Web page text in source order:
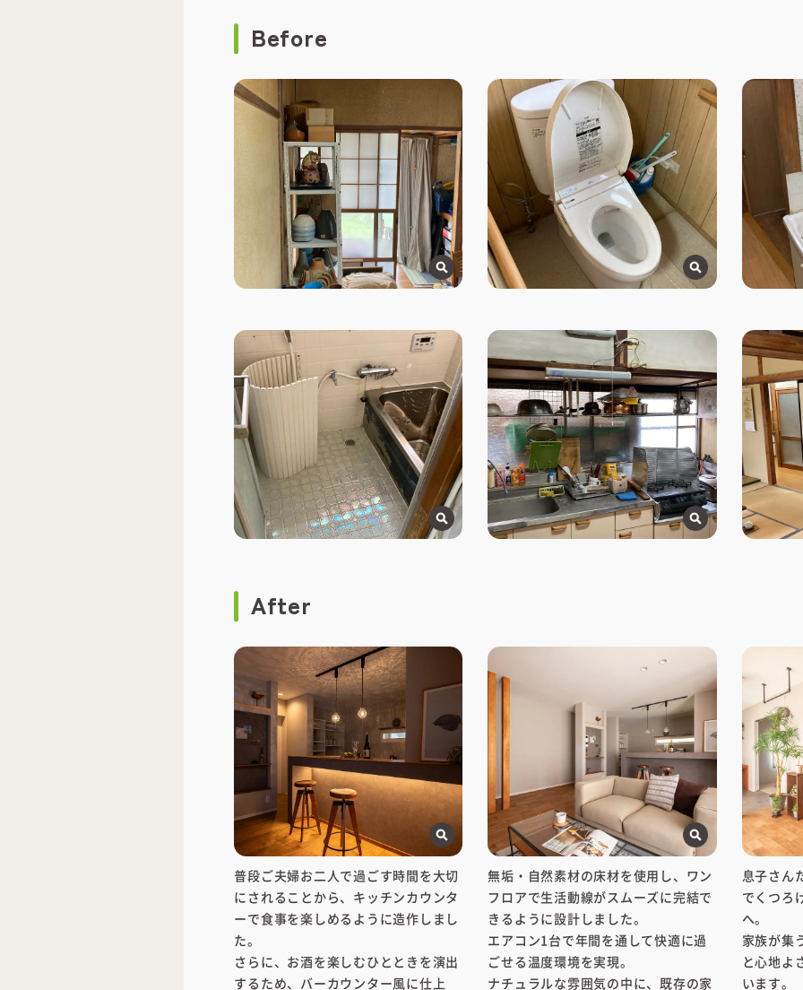
Before
After
普段ご夫婦お二人で過ごす時間を大切
にされることから、キッチンカウンタ
ーで食事を楽しめるように造作しまし
た。
さらに、お酒を楽しむひとときを演出
するため、バーカウンター風に仕上
無垢・自然素材の床材を使用し、ワン
フロアで生活動線がスムーズに完結で
きるように設計しました。
エアコン1台で年間を通して快適に過
ごせる温度環境を実現。
ナチュラルな雰囲気の中に、既存の家
息子さん
でくつろ
へ。
家族が集
と心地よ
います。